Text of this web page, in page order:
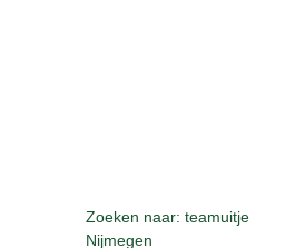
Zoeken naar: teamuitje
Nijmegen